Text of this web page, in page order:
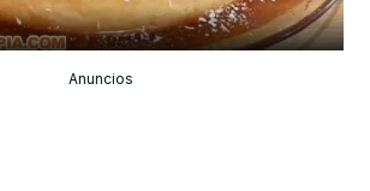
Video
Anuncios